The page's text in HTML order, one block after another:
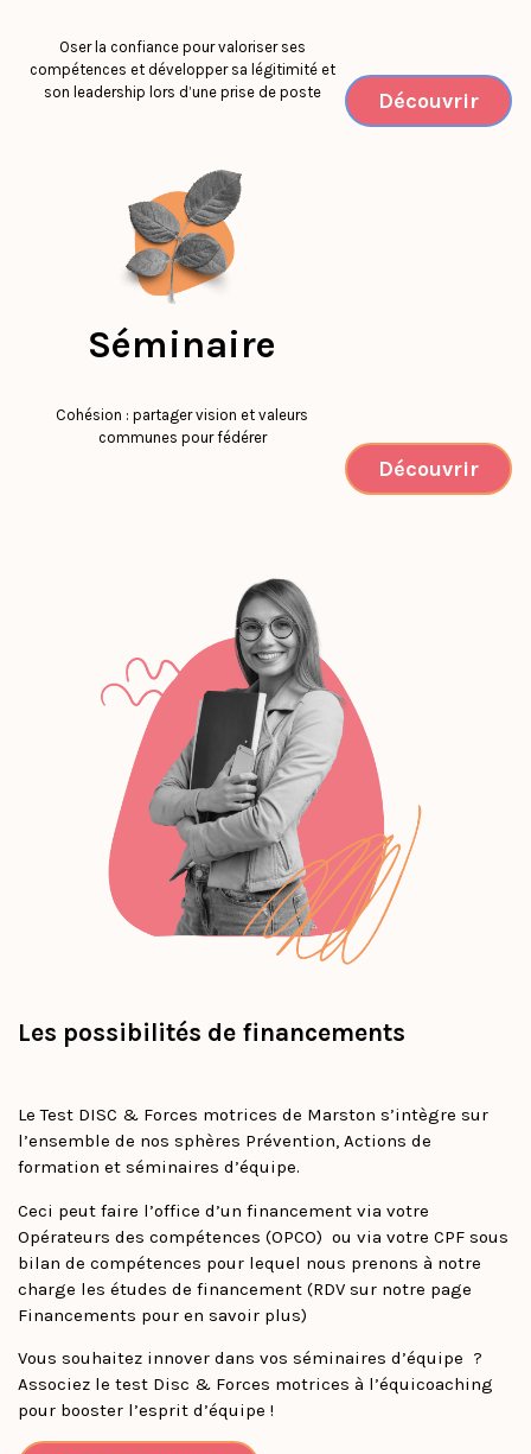
Oser la confiance pour valoriser ses
compétences et développer sa légitimité et
son leadership lors d’une prise de poste
Découvrir
Séminaire
Cohésion : partager vision et valeurs
communes pour fédérer
Découvrir
Les possibilités de financements
Le Test DISC & Forces motrices de Marston s’intègre sur
l’ensemble de nos sphères Prévention, Actions de
formation et séminaires d’équipe.
Ceci peut faire l’office d’un financement via votre
Opérateurs des compétences (OPCO) ou via votre CPF sous
bilan de compétences pour lequel nous prenons à notre
charge les études de financement (RDV sur notre page
Financements pour en savoir plus)
Vous souhaitez innover dans vos séminaires d’équipe ?
Associez le test Disc & Forces motrices à l’équicoaching
pour booster l’esprit d’équipe !